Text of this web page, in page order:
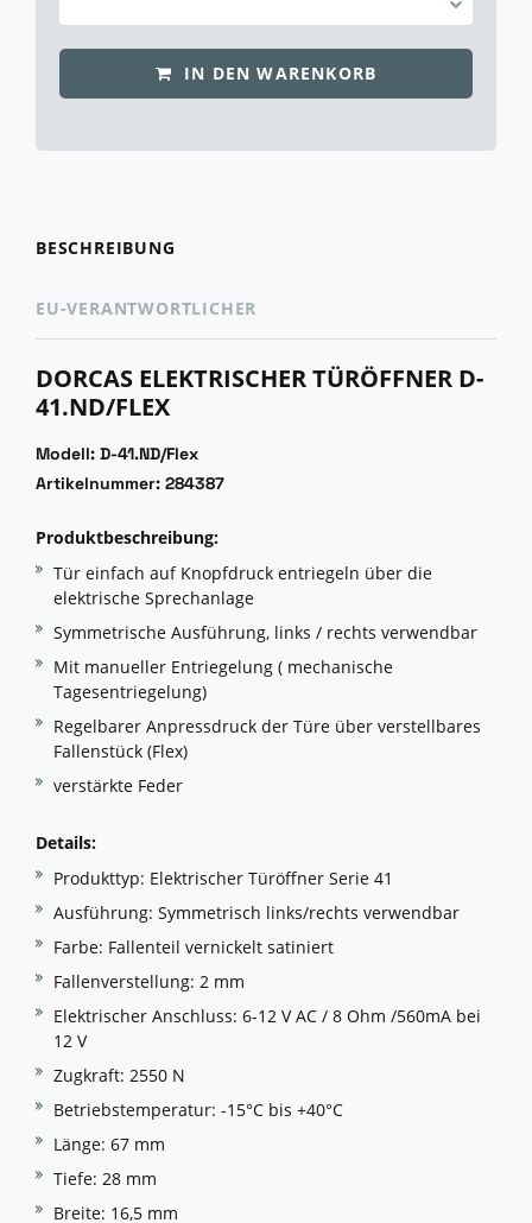
IN DEN WARENKORB
BESCHREIBUNG
EU-VERANTWORTLICHER
DORCAS ELEKTRISCHER TÜRÖFFNER D-
41.ND/FLEX
Modell: D-41.ND/Flex
Artikelnummer: 284387
Produktbeschreibung:
Tür einfach auf Knopfdruck entriegeln über die
elektrische Sprechanlage
Symmetrische Ausführung, links / rechts verwendbar
Mit manueller Entriegelung ( mechanische
Tagesentriegelung)
Regelbarer Anpressdruck der Türe über verstellbares
Fallenstück (Flex)
verstärkte Feder
Details:
Produkttyp: Elektrischer Türöffner Serie 41
Ausführung: Symmetrisch links/rechts verwendbar
Farbe: Fallenteil vernickelt satiniert
Fallenverstellung: 2 mm
Elektrischer Anschluss: 6-12 V AC / 8 Ohm /560mA bei
12 V
Zugkraft: 2550 N
Betriebstemperatur: -15°C bis +40°C
Länge: 67 mm
Tiefe: 28 mm
Breite: 16,5 mm